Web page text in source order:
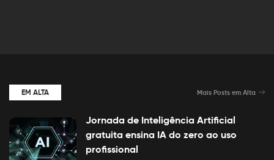
EM ALTA Mais Posts em Alta
Jornada de Inteligência Artificial
gratuita ensina IA do zero ao uso
profissional